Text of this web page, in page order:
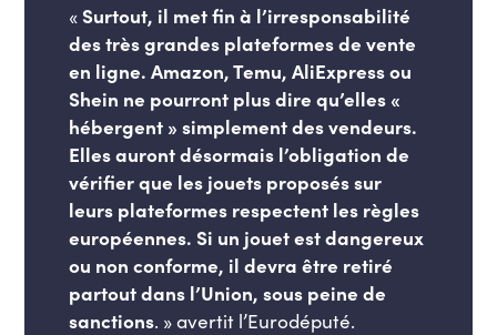
« Surtout, il met fin à l’irresponsabilité
des très grandes plateformes de vente
en ligne. Amazon, Temu, AliExpress ou
Shein ne pourront plus dire qu’elles «
hébergent » simplement des vendeurs.
Elles auront désormais l’obligation de
vérifier que les jouets proposés sur
leurs plateformes respectent les règles
européennes. Si un jouet est dangereux
ou non conforme, il devra être retiré
partout dans l’Union, sous peine de
sanctions. » avertit l’Eurodéputé.